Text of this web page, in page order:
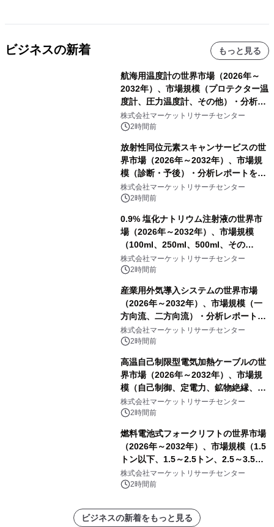
ビジネスの新着 もっと見る
航海用温度計の世界市場（2026年～
2032年）、市場規模（プロテクター温
度計、圧力温度計、その他）・分析レ
ポートを発表
株式会社マーケットリサーチセンター
2時間前
放射性同位元素スキャンサービスの世
界市場（2026年～2032年）、市場規
模（診断・予後）・分析レポートを発
表
株式会社マーケットリサーチセンター
2時間前
0.9% 塩化ナトリウム注射液の世界市
場（2026年～2032年）、市場規模
（100ml、250ml、500ml、その
他）・分析レポートを発表
株式会社マーケットリサーチセンター
2時間前
産業用外気導入システムの世界市場
（2026年～2032年）、市場規模（一
方向流、二方向流）・分析レポートを
発表
株式会社マーケットリサーチセンター
2時間前
高温自己制限型電気加熱ケーブルの世
界市場（2026年～2032年）、市場規
模（自己制御、定電力、鉱物絶縁、表
皮効果）・分析レポートを発表
株式会社マーケットリサーチセンター
2時間前
燃料電池式フォークリフトの世界市場
（2026年～2032年）、市場規模（1.5
トン以下、1.5～2.5トン、2.5～3.5ト
ン、3.5～5.0トン、その他）・分析レ
ポートを発表
株式会社マーケットリサーチセンター
2時間前
ビジネスの新着をもっと見る